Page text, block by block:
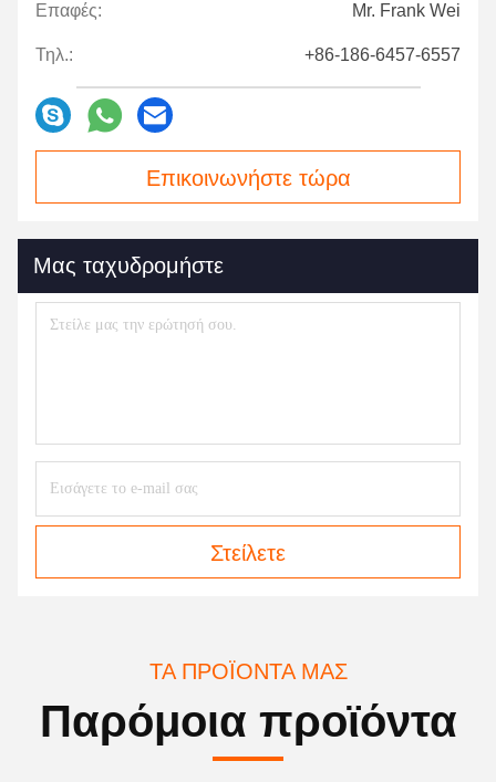
Επαφές: Mr. Frank Wei
Τηλ.: +86-186-6457-6557
Επικοινωνήστε τώρα
Μας ταχυδρομήστε
Στείλετε
ΤΑ ΠΡΟΪΌΝΤΑ ΜΑΣ
Παρόμοια προϊόντα